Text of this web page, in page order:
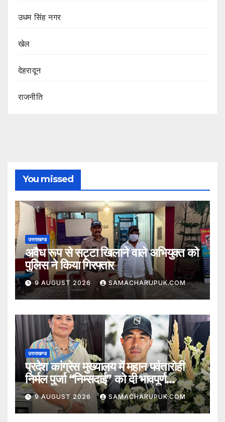
उधम सिंह नगर
खेल
देहरादून
राजनीति
You missed
उत्तराखण्ड
अवैध रूप से सट्टा खिलाने वाले अभियुक्त को
पुलिस ने किया गिरफ्तार
9 AUGUST 2026 SAMACHARUPUK.COM
उत्तराखण्ड
प्रदेश कांग्रेस मुख्यालय में महान पर्वतारोही
निर्मल पुर्जा “निम्सदाई” को दी भावपूर्ण
श्रद्धांजलि
9 AUGUST 2026 SAMACHARUPUK.COM